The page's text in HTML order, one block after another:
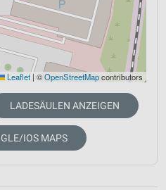
Leaflet | ©OpenStreetMapcontributors
LADESÄULEN ANZEIGEN
IOS MAPS